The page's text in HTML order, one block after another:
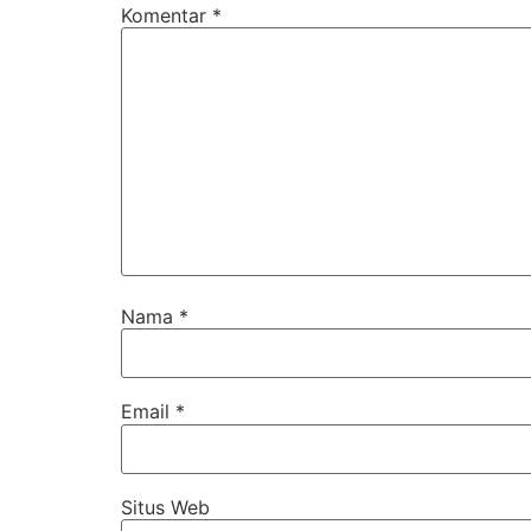
Komentar *
Nama *
Email *
Situs Web